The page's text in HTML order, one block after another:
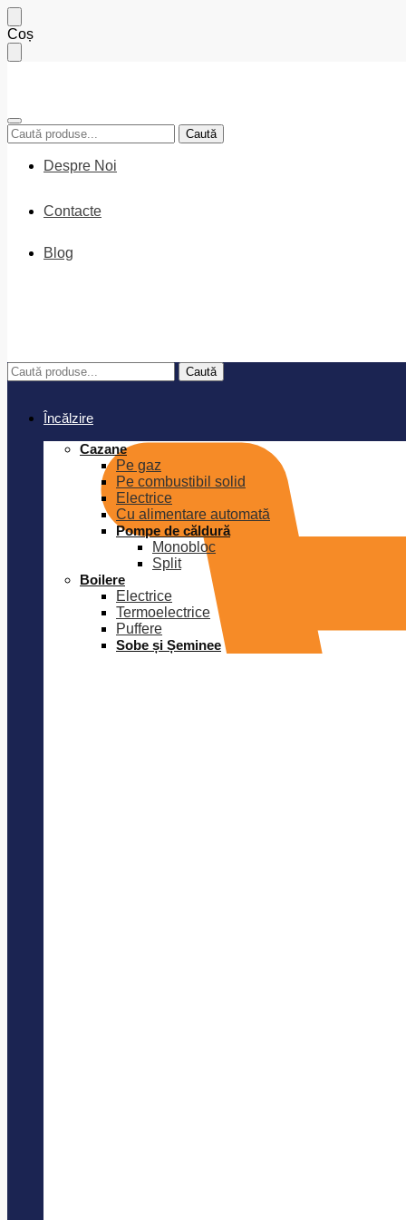
Skip
to
navigation
Skip
to
content
Coș
Caută
după:
Caută
Despre Noi
Contacte
Blog
Caută
după:
Caută
Încălzire
Cazane
Pe gaz
Pe combustibil solid
Electrice
Cu alimentare automată
Pompe de căldură
Monobloc
Split
Boilere
Electrice
Termoelectrice
Puffere
Sobe și Șeminee